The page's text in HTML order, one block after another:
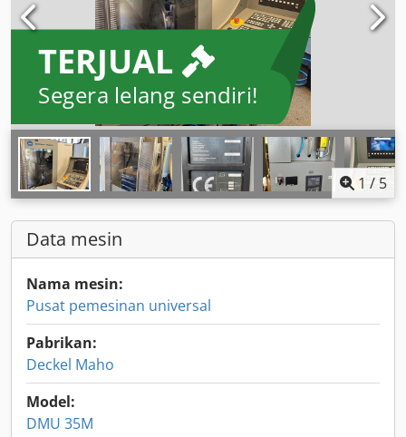
TERJUAL
Segera lelang sendiri!
1 / 5
Data mesin
Nama mesin:
Pusat pemesinan universal
Pabrikan:
Deckel Maho
Model:
DMU 35M